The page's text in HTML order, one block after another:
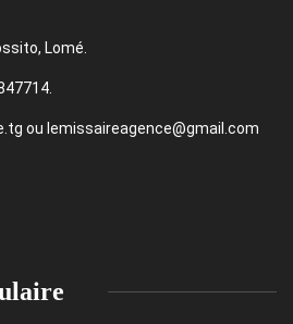
Lomé.
ou lemissaireagence@gmail.com